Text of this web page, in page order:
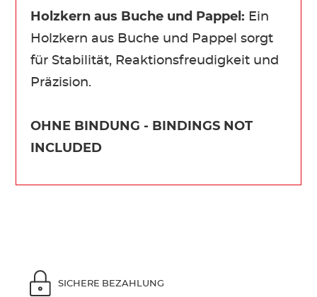
Holzkern aus Buche und Pappel: Ein
Holzkern aus Buche und Pappel sorgt
für Stabilität, Reaktionsfreudigkeit und
Präzision.
OHNE BINDUNG - BINDINGS NOT
INCLUDED
SICHERE BEZAHLUNG